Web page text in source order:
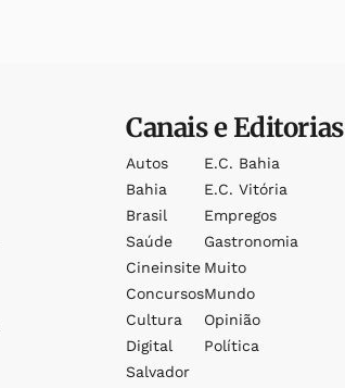
Canais e Editorias
Autos
Bahia
Brasil
Saúde
Cineinsite
Concursos
Cultura
Digital
Salvador
E.c. Bahia
E.c. Vitória
Empregos
Gastronomia
Muito
Mundo
Opinião
Política